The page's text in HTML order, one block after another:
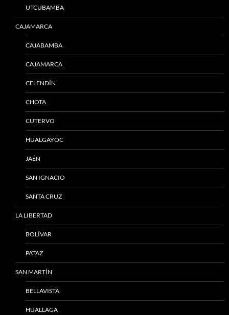
UTCUBAMBA
CAJAMARCA
CAJABAMBA
CAJAMARCA
CELENDÍN
CHOTA
CUTERVO
HUALGAYOC
JAÉN
SAN IGNACIO
SANTA CRUZ
LA LIBERTAD
BOLÍVAR
PATAZ
SAN MARTÍN
BELLAVISTA
HUALLAGA